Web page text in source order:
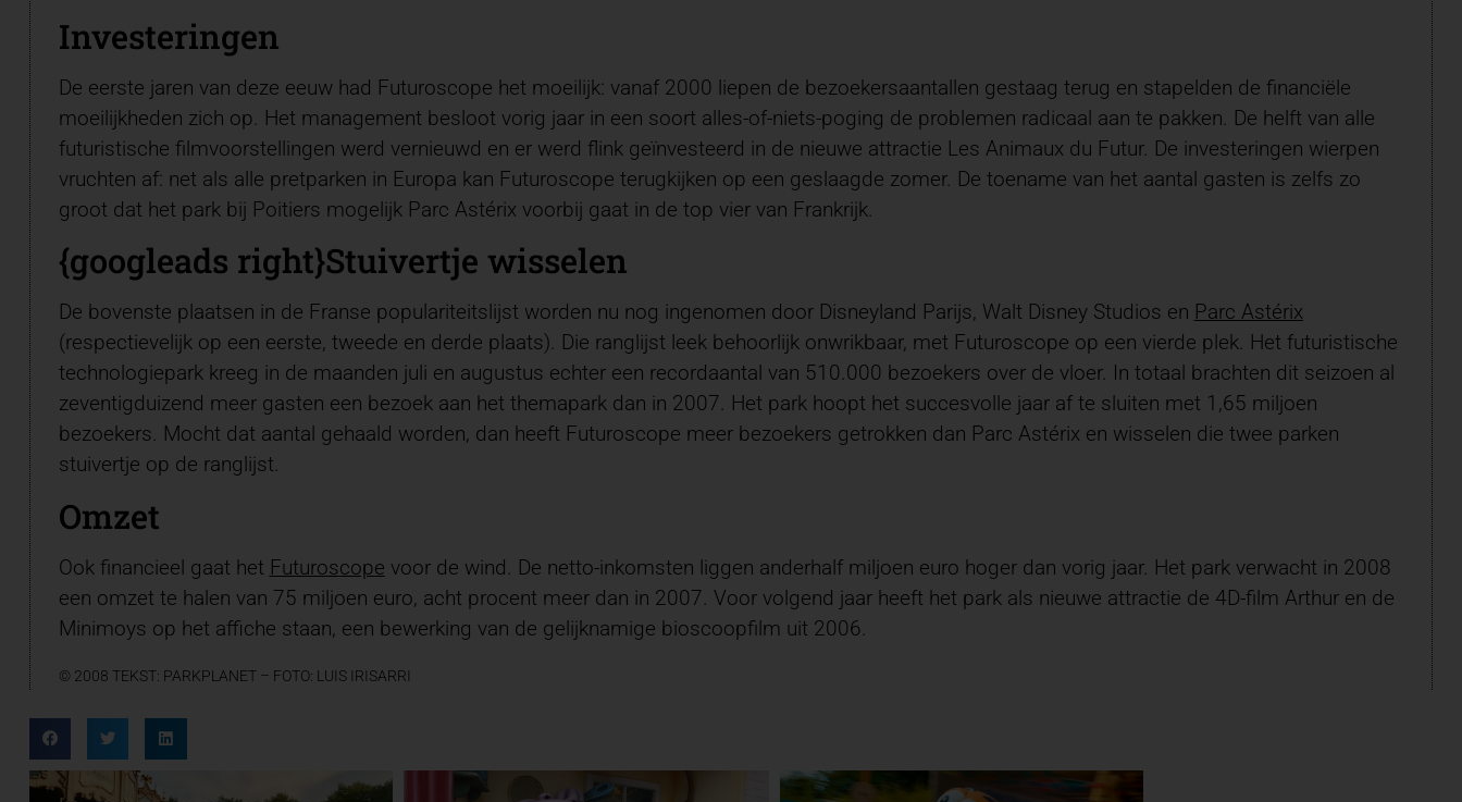
Investeringen
De eerste jaren van deze eeuw had Futuroscope het moeilijk: vanaf 2000 liepen de bezoekersaantallen gestaag terug en stapelden de financiële
moeilijkheden zich op. Het management besloot vorig jaar in een soort alles-of-niets-poging de problemen radicaal aan te pakken. De helft van alle
futuristische filmvoorstellingen werd vernieuwd en er werd flink geïnvesteerd in de nieuwe attractie Les Animaux du Futur. De investeringen wierpen
vruchten af: net als alle pretparken in Europa kan Futuroscope terugkijken op een geslaagde zomer. De toename van het aantal gasten is zelfs zo
groot dat het park bij Poitiers mogelijk Parc Astérix voorbij gaat in de top vier van Frankrijk.
{googleads right}Stuivertje wisselen
De bovenste plaatsen in de Franse populariteitslijst worden nu nog ingenomen door Disneyland Parijs, Walt Disney Studios en Parc Astérix
(respectievelijk op een eerste, tweede en derde plaats). Die ranglijst leek behoorlijk onwrikbaar, met Futuroscope op een vierde plek. Het futuristische
technologiepark kreeg in de maanden juli en augustus echter een recordaantal van 510.000 bezoekers over de vloer. In totaal brachten dit seizoen al
zeventigduizend meer gasten een bezoek aan het themapark dan in 2007. Het park hoopt het succesvolle jaar af te sluiten met 1,65 miljoen
bezoekers. Mocht dat aantal gehaald worden, dan heeft Futuroscope meer bezoekers getrokken dan Parc Astérix en wisselen die twee parken
stuivertje op de ranglijst.
Omzet
Ook financieel gaat het Futuroscope voor de wind. De netto-inkomsten liggen anderhalf miljoen euro hoger dan vorig jaar. Het park verwacht in 2008
een omzet te halen van 75 miljoen euro, acht procent meer dan in 2007. Voor volgend jaar heeft het park als nieuwe attractie de 4D-film Arthur en de
Minimoys op het affiche staan, een bewerking van de gelijknamige bioscoopfilm uit 2006.
© 2008 TEKST: PARKPLANET – FOTO: LUIS IRISARRI